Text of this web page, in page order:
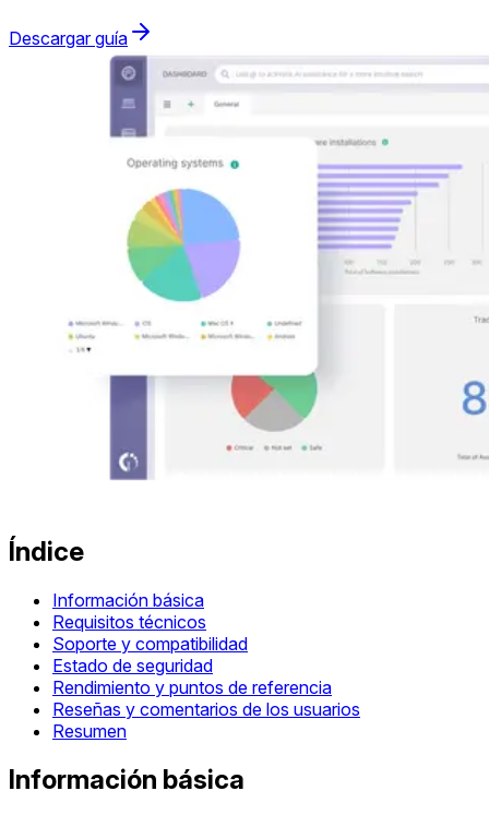
Descargar guía
Índice
Información básica
Requisitos técnicos
Soporte y compatibilidad
Estado de seguridad
Rendimiento y puntos de referencia
Reseñas y comentarios de los usuarios
Resumen
Información básica